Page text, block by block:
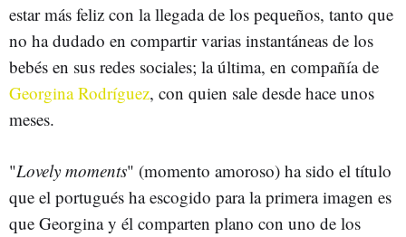
estar más feliz con la llegada de los pequeños, tanto que
no ha dudado en compartir varias instantáneas de los
bebés en sus redes sociales; la última, en compañía de
Georgina Rodríguez, con quien sale desde hace unos
meses.
"Lovely moments" (momento amoroso) ha sido el título
que el portugués ha escogido para la primera imagen es
que Georgina y él comparten plano con uno de los